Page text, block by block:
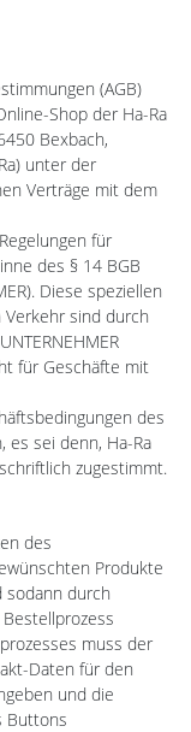
(AGB)
Shop der Ha-Ra
Bexbach,
unter der
Verträge mit dem
für
des § 14 BGB
Diese speziellen
sind durch
für Geschäfte mit
des
es sei denn, Ha-Ra
zugestimmt.
des
Produkte
sodann durch
muss der
Daten für den
und die
Buttons